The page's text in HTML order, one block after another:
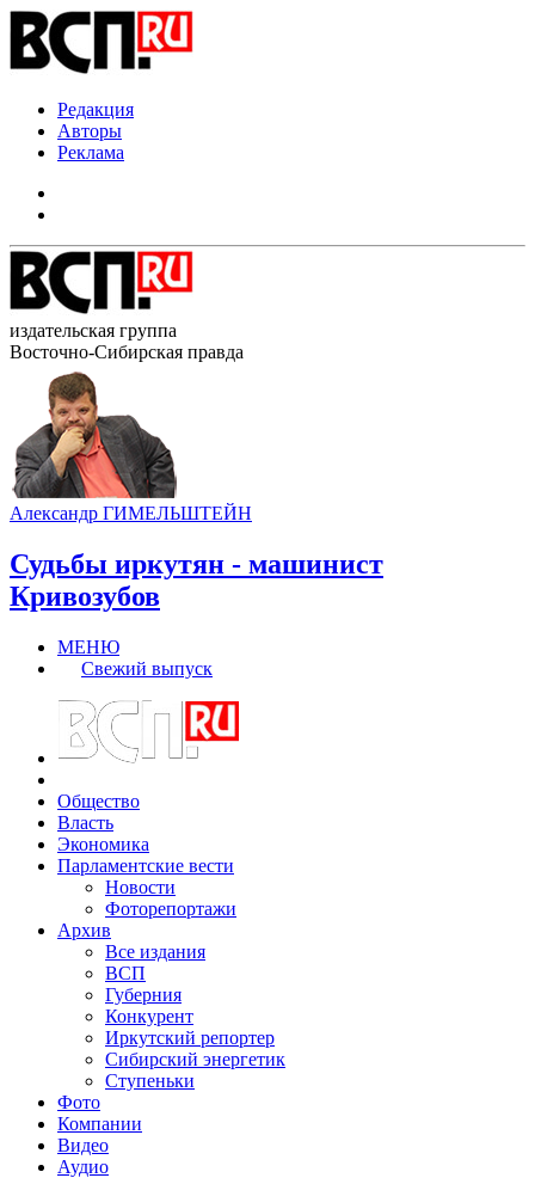
Редакция
Авторы
Реклама
издательская группа
Восточно-Сибирская правда
Александр ГИМЕЛЬШТЕЙН
Судьбы иркутян - машинист
Кривозубов
МЕНЮ
Свежий выпуск
Общество
Власть
Экономика
Парламентские вести
Новости
Фоторепортажи
Архив
Все издания
ВСП
Губерния
Конкурент
Иркутский репортер
Сибирский энергетик
Ступеньки
Фото
Компании
Видео
Аудио